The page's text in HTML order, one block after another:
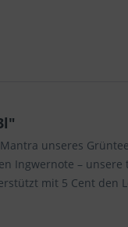
unseres
–
mit 5 Cent den